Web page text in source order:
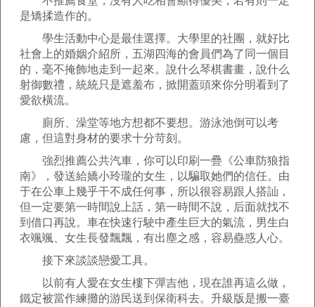
是矯揉造作的。
學生活動中心是最佳選擇。大學里的社團，就好比
社會上的婚姻介紹所，五湖四海的會員們為了同一個目
的，毫不掩飾地走到一起來。說什么琴棋書畫，說什么
射御數禮，統統只是遮羞布，掀開蓋頭來你分明看到了
愛欲橫流。
廁所、澡堂等地方想都不要想。游泳池倒可以考
慮，但這對身材的要求十分苛刻。
強烈推薦公共汽車，你可以印刷一疊《公車防狼指
南》，發送給嬌小玲瓏的女生，以騙取她們的信任。由
于在公車上幾乎干不成任何事，所以很容易跟人搭訕，
但一定要第一時間說上話，第一時間不說，后面就找不
到借口再說。車在快速行駛中產生巨大的氣流，男生白
衣颯颯、女生長發飄飄，有出塵之感，容易蠱惑人心。
接下來談談戀愛工具。
以前有人愛在女生樓下彈吉他，現在誰再這么做，
鐵定被當作練攤的游民送到保衛科去。升級版是搬一臺